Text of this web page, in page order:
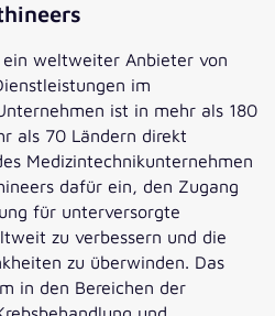
ein weltweiter Anbieter von
im
ist in mehr als 180
als 70 Ländern direkt
Medizintechnikunternehmen
dafür ein, den Zugang
für unterversorgte
zu verbessern und die
zu überwinden. Das
in den Bereichen der